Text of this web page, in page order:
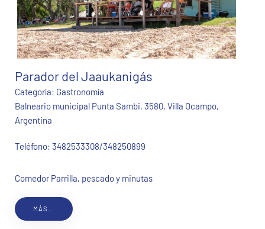
Parador del Jaaukanigás
Categoría: Gastronomía
Balneario municipal Punta Sambi, 3580, Villa Ocampo,
Argentina
Teléfono: 3482533308/348250899
Comedor Parrilla, pescado y minutas
MÁS...